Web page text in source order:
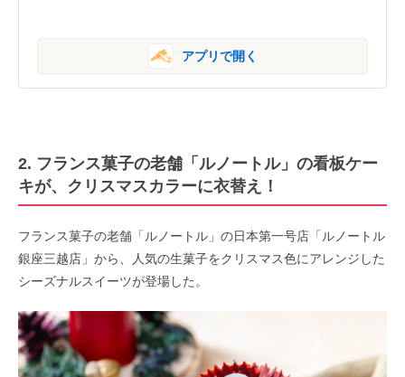
アプリで開く
2. フランス菓子の老舗「ルノートル」の看板ケー
キが、クリスマスカラーに衣替え！
フランス菓子の老舗「ルノートル」の日本第一号店「ルノートル
銀座三越店」から、人気の生菓子をクリスマス色にアレンジした
シーズナルスイーツが登場した。